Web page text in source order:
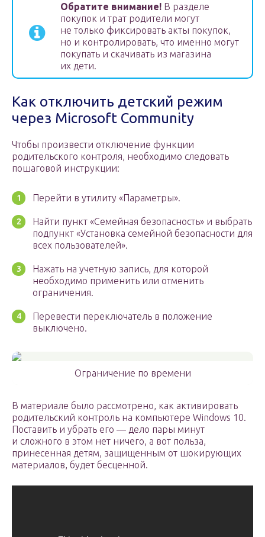
Обратите внимание! В разделе
покупок и трат родители могут
не только фиксировать акты покупок,
но и контролировать, что именно могут
покупать и скачивать из магазина
их дети.
Как отключить детский режим
через Microsoft Community
Чтобы произвести отключение функции
родительского контроля, необходимо следовать
пошаговой инструкции:
Перейти в утилиту «Параметры».
Найти пункт «Семейная безопасность» и выбрать
подпункт «Установка семейной безопасности для
всех пользователей».
Нажать на учетную запись, для которой
необходимо применить или отменить
ограничения.
Перевести переключатель в положение
выключено.
Ограничение по времени
В материале было рассмотрено, как активировать
родительский контроль на компьютере Windows 10.
Поставить и убрать его — дело пары минут
и сложного в этом нет ничего, а вот польза,
принесенная детям, защищенным от шокирующих
материалов, будет бесценной.